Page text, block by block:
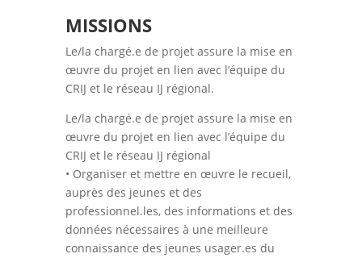
MISSIONS
Le/la chargé.e de projet assure la mise en
œuvre du projet en lien avec l’équipe du
CRIJ et le réseau IJ régional.
Le/la chargé.e de projet assure la mise en
œuvre du projet en lien avec l’équipe du
CRIJ et le réseau IJ régional
• Organiser et mettre en œuvre le recueil,
auprès des jeunes et des
professionnel.les, des informations et des
données nécessaires à une meilleure
connaissance des jeunes usager.es du